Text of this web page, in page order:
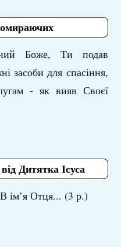
Боже, Ти подав
засоби для спасіння,
- як вияв Своєї
Дитятка Ісуса
В ім’я Отця... (3 р.)